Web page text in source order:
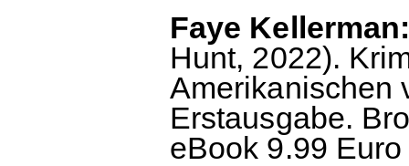
Faye
Hunt, 2022).
Amerikanischen
Erstausgabe.
eBook 9.99